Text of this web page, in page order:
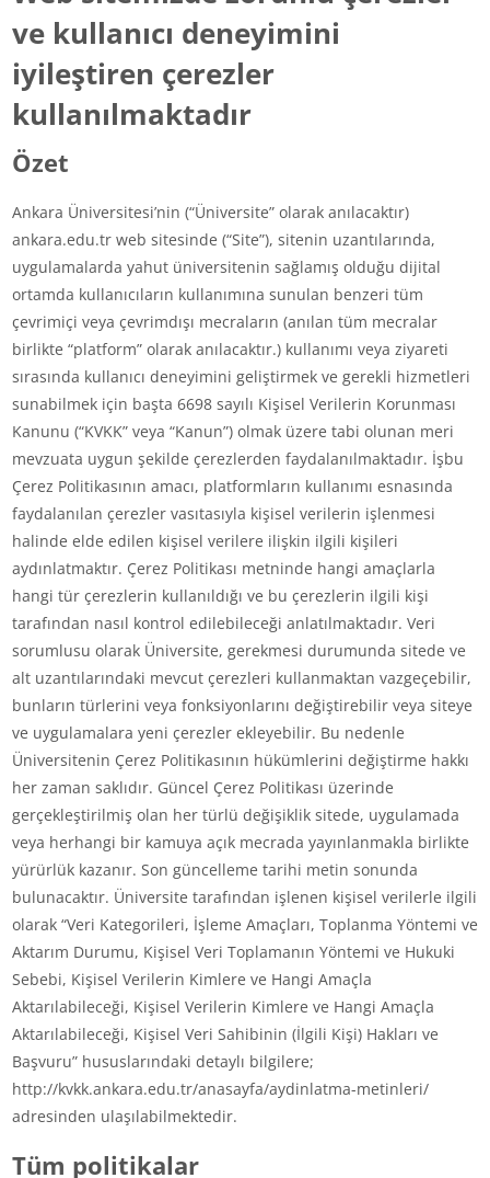
ve kullanıcı deneyimini
iyileştiren çerezler
kullanılmaktadır
Özet
Ankara Üniversitesi’nin (“Üniversite” olarak anılacaktır)
ankara.edu.tr web sitesinde (“Site”), sitenin uzantılarında,
uygulamalarda yahut üniversitenin sağlamış olduğu dijital
ortamda kullanıcıların kullanımına sunulan benzeri tüm
çevrimiçi veya çevrimdışı mecraların (anılan tüm mecralar
birlikte “platform” olarak anılacaktır.) kullanımı veya ziyareti
sırasında kullanıcı deneyimini geliştirmek ve gerekli hizmetleri
sunabilmek için başta 6698 sayılı Kişisel Verilerin Korunması
Kanunu (“KVKK” veya “Kanun”) olmak üzere tabi olunan meri
mevzuata uygun şekilde çerezlerden faydalanılmaktadır. İşbu
Çerez Politikasının amacı, platformların kullanımı esnasında
faydalanılan çerezler vasıtasıyla kişisel verilerin işlenmesi
halinde elde edilen kişisel verilere ilişkin ilgili kişileri
aydınlatmaktır. Çerez Politikası metninde hangi amaçlarla
hangi tür çerezlerin kullanıldığı ve bu çerezlerin ilgili kişi
tarafından nasıl kontrol edilebileceği anlatılmaktadır. Veri
sorumlusu olarak Üniversite, gerekmesi durumunda sitede ve
alt uzantılarındaki mevcut çerezleri kullanmaktan vazgeçebilir,
bunların türlerini veya fonksiyonlarını değiştirebilir veya siteye
ve uygulamalara yeni çerezler ekleyebilir. Bu nedenle
Üniversitenin Çerez Politikasının hükümlerini değiştirme hakkı
her zaman saklıdır. Güncel Çerez Politikası üzerinde
gerçekleştirilmiş olan her türlü değişiklik sitede, uygulamada
veya herhangi bir kamuya açık mecrada yayınlanmakla birlikte
yürürlük kazanır. Son güncelleme tarihi metin sonunda
bulunacaktır. Üniversite tarafından işlenen kişisel verilerle ilgili
olarak “Veri Kategorileri, İşleme Amaçları, Toplanma Yöntemi ve
Aktarım Durumu, Kişisel Veri Toplamanın Yöntemi ve Hukuki
Sebebi, Kişisel Verilerin Kimlere ve Hangi Amaçla
Aktarılabileceği, Kişisel Verilerin Kimlere ve Hangi Amaçla
Aktarılabileceği, Kişisel Veri Sahibinin (İlgili Kişi) Hakları ve
Başvuru” hususlarındaki detaylı bilgilere;
http://kvkk.ankara.edu.tr/anasayfa/aydinlatma-metinleri/
adresinden ulaşılabilmektedir.
Tüm politikalar